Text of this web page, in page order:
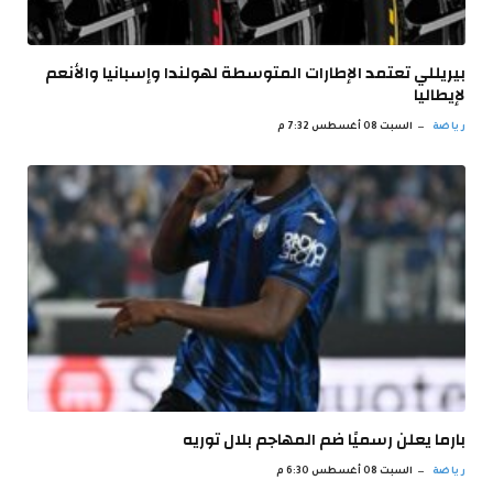
بيريللي تعتمد الإطارات المتوسطة لهولندا وإسبانيا والأنعم
لإيطاليا
رياضة السبت 08 أغسطس 7:32 م
بارما يعلن رسميًا ضم المهاجم بلال توريه
رياضة السبت 08 أغسطس 6:30 م